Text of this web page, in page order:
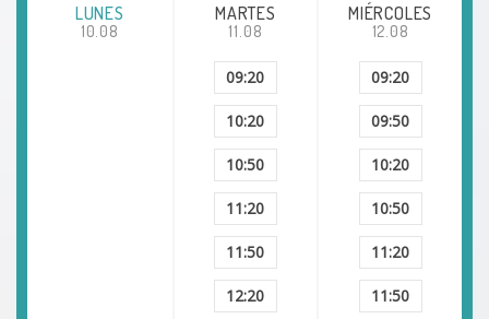
LUNES
10.08
MARTES
11.08
09:20
10:20
10:50
11:20
11:50
12:20
MIÉRCOLES
12.08
09:20
09:50
10:20
10:50
11:20
11:50